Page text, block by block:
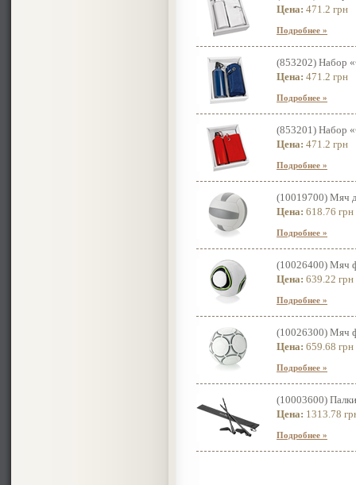
Цена: 471.2 грн
Подробнее »
(853202) Набор
Цена: 471.2 грн
Подробнее »
(853201) Набор
Цена: 471.2 грн
Подробнее »
(10019700) Мяч
Цена: 618.76 грн
Подробнее »
(10026400) Мяч
Цена: 639.22 грн
Подробнее »
(10026300) Мяч
Цена: 659.68 грн
Подробнее »
(10003600)
Цена: 1313.78
Подробнее »